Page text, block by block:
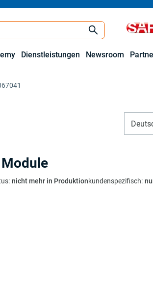
Dienstleistungen Newsroom
: nicht mehr in Produktionkundenspezifisch: